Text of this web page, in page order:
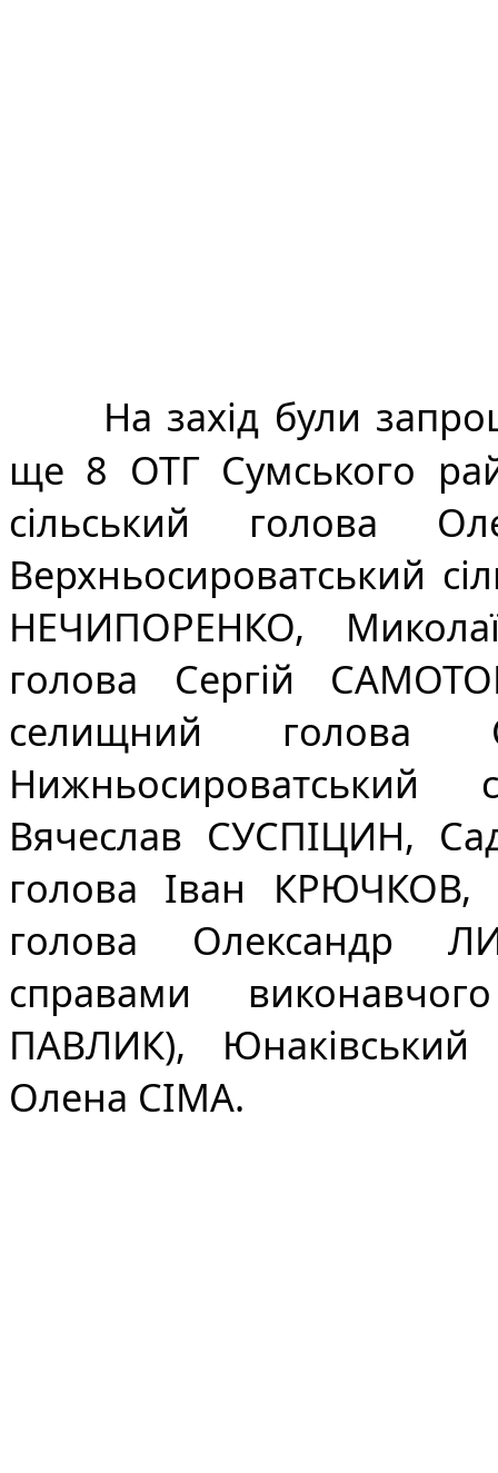
На захід були
ще 8 ОТГ Сумського
сільський голова
Верхньосироватський
НЕЧИПОРЕНКО,
голова Сергій
селищний голова
Нижньосироватський
Вячеслав СУСПІЦИН,
голова Іван КРЮЧКОВ,
голова Олександр
справами
ПАВЛИК), Юнаківський
Олена СІМА.